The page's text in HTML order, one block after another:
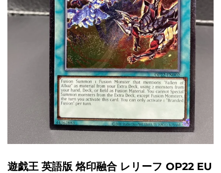
遊戯王 英語版 烙印融合 レリーフ OP22 EU